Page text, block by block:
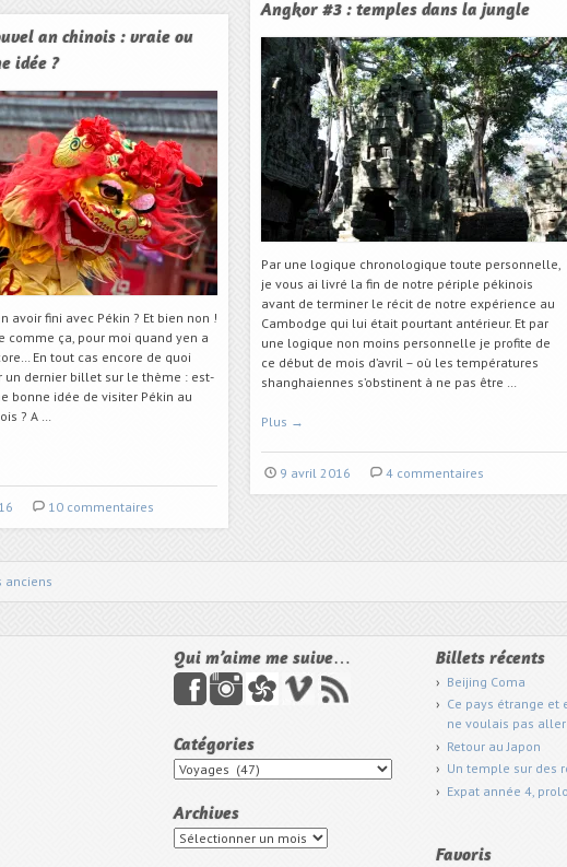
Angkor #3 : temples dans la jungle
Par une logique chronologique toute personnelle,
je vous ai livré la fin de notre périple pékinois
avant de terminer le récit de notre expérience au
Cambodge qui lui était pourtant antérieur. Et par
une logique non moins personnelle je profite de
ce début de mois d’avril – où les températures
shanghaiennes s’obstinent à ne pas être …
Plus →
9 avril 2016 4 commentaires
an chinois : vraie ou
idée ?
avoir fini avec Pékin ? Et bien non !
comme ça, pour moi quand yen a
En tout cas encore de quoi
un dernier billet sur le thème : est-
bonne idée de visiter Pékin au
? A …
10 commentaires
articles
anciens
Qui m’aime me suive… Billets récents
Beijing Coma
Ce pays étrange et
ne voulais pas aller
Retour au Japon
Un temple sur des
Expat année 4,
Catégories
Catégories
Archives
Archives
Favoris